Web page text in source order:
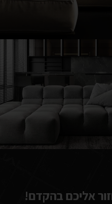
Minimalistic
אליכם בהקדם!